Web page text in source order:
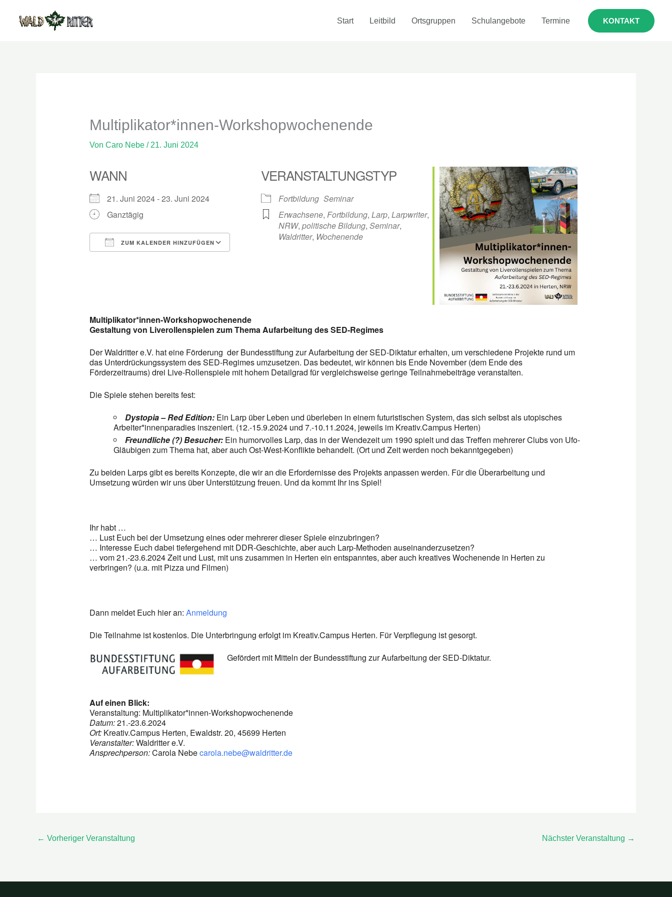
Start Leitbild Ortsgruppen Schulangebote Termine KONTAKT
Multiplikator*innen-Workshopwochenende
Von Caro Nebe / 21. Juni 2024
WANN
21. Juni 2024 - 23. Juni 2024
Ganztägig
ZUM KALENDER HINZUFÜGEN
Office 365
VERANSTALTUNGSTYP
Fortbildung Seminar
Erwachsene, Fortbildung, Larp, Larpwriter,
NRW, politische Bildung, Seminar,
Waldritter, Wochenende
Multiplikator*innen-Workshopwochenende
Gestaltung von Liverollenspielen zum Thema Aufarbeitung des SED-Regimes
Der Waldritter e.V. hat eine Förderung der Bundesstiftung zur Aufarbeitung der SED-Diktatur erhalten, um verschiedene Projekte rund um
das Unterdrückungssystem des SED-Regimes umzusetzen. Das bedeutet, wir können bis Ende November (dem Ende des
Förderzeitraums) drei Live-Rollenspiele mit hohem Detailgrad für vergleichsweise geringe Teilnahmebeiträge veranstalten.
Die Spiele stehen bereits fest:
Dystopia – Red Edition: Ein Larp über Leben und überleben in einem futuristischen System, das sich selbst als utopisches
Arbeiter*innenparadies inszeniert. (12.-15.9.2024 und 7.-10.11.2024, jeweils im Kreativ.Campus Herten)
Freundliche (?) Besucher:Ein humorvolles Larp, das in der Wendezeit um 1990 spielt und das Treffen mehrerer Clubs von Ufo-
Gläubigen zum Thema hat, aber auch Ost-West-Konflikte behandelt. (Ort und Zeit werden noch bekanntgegeben)
Zu beiden Larps gibt es bereits Konzepte, die wir an die Erfordernisse des Projekts anpassen werden. Für die Überarbeitung und
Umsetzung würden wir uns über Unterstützung freuen. Und da kommt Ihr ins Spiel!
Ihr habt …
… Lust Euch bei der Umsetzung eines oder mehrerer dieser Spiele einzubringen?
… Interesse Euch dabei tiefergehend mit DDR-Geschichte, aber auch Larp-Methoden auseinanderzusetzen?
… vom 21.-23.6.2024 Zeit und Lust, mit uns zusammen in Herten ein entspanntes, aber auch kreatives Wochenende in Herten zu
verbringen? (u.a. mit Pizza und Filmen)
Dann meldet Euch hier an: Anmeldung
Die Teilnahme ist kostenlos. Die Unterbringung erfolgt im Kreativ.Campus Herten. Für Verpflegung ist gesorgt.
Gefördert mit Mitteln der Bundesstiftung zur Aufarbeitung der SED-Diktatur.
Auf einen Blick:
Veranstaltung: Multiplikator*innen-Workshopwochenende
Datum:21.-23.6.2024
Ort:Kreativ.Campus Herten, Ewaldstr. 20, 45699 Herten
Veranstalter:Waldritter e.V.
Ansprechperson:Carola Nebecarola.nebe@waldritter.de
← Vorheriger Veranstaltung Nächster Veranstaltung →